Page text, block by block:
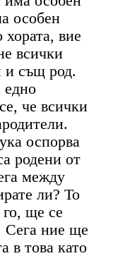
особен
вие
всички
и същ род.
едно
че всички
оспорва
родени от
между
ли? То
ще се
Сега ние ще
в това като